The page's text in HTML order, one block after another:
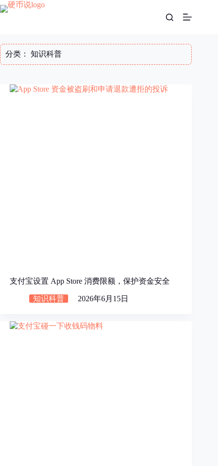
跳
至
分类： 知识科普
支付宝设置 App Store 消费限额，保护资金安全
知识科普 2026年6月15日